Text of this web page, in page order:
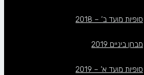
סופיות מועד ב’ – 2018
מבחן ביניים 2019
סופיות מועד א’ – 2019